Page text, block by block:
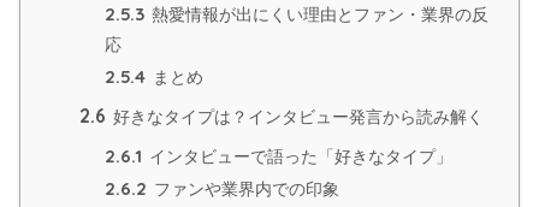
2.5.3 熱愛情報が出にくい理由とファン・業界の反
応
2.5.4 まとめ
2.6 好きなタイプは？インタビュー発言から読み解く
2.6.1 インタビューで語った「好きなタイプ」
2.6.2 ファンや業界内での印象